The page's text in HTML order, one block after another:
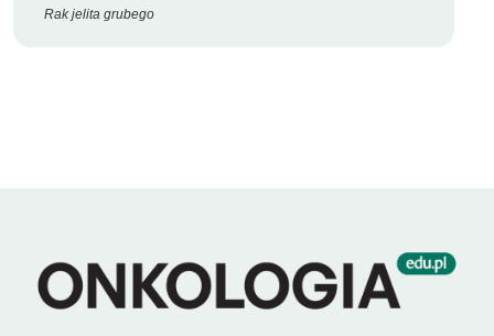
Rak jelita grubego